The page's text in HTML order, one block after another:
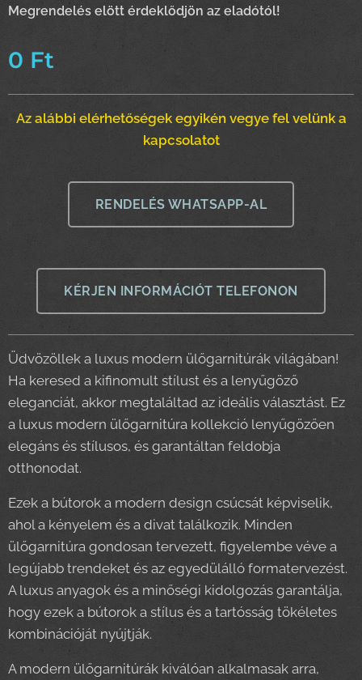
Megrendelés elött érdeklődjön az eladótól!
0 Ft
Az alábbi elérhetőségek egyikén vegye fel velünk a
kapcsolatot
RENDELÉS WHATSAPP-AL
KÉRJEN INFORMÁCIÓT TELEFONON
Üdvözöllek a luxus modern ülőgarnitúrák világában!
Ha keresed a kifinomult stílust és a lenyűgöző
eleganciát, akkor megtaláltad az ideális választást. Ez
a luxus modern ülőgarnitúra kollekció lenyűgözően
elegáns és stílusos, és garantáltan feldobja
otthonodat.
Ezek a bútorok a modern design csúcsát képviselik,
ahol a kényelem és a divat találkozik. Minden
ülőgarnitúra gondosan tervezett, figyelembe véve a
legújabb trendeket és az egyedülálló formatervezést.
A luxus anyagok és a minőségi kidolgozás garantálja,
hogy ezek a bútorok a stílus és a tartósság tökéletes
kombinációját nyújtják.
A modern ülőgarnitúrák kiválóan alkalmasak arra,